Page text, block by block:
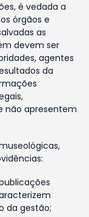
é vedada a
órgãos e
as
devem ser
agentes
da
não apresentem
da gestão;